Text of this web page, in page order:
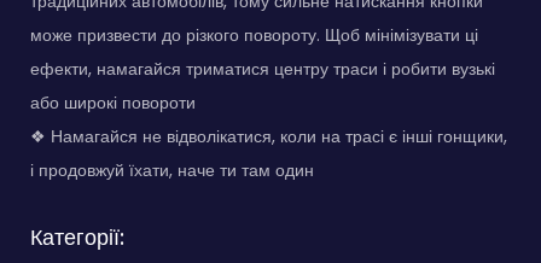
може призвести до різкого повороту. Щоб мінімізувати ці
ефекти, намагайся триматися центру траси і робити вузькі
або широкі повороти
❖ Намагайся не відволікатися, коли на трасі є інші гонщики,
і продовжуй їхати, наче ти там один
Категорії: